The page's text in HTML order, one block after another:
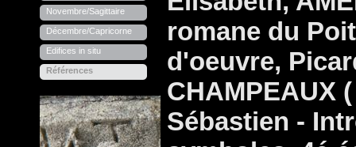
Novembre/Sagittaire
Décembre/Capricorne
Edifices in situ
Références
romane du
d'oeuvre,
CHAMPEAUX
Sébastien -